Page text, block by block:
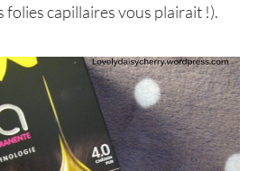
folies capillaires vous plairait !).